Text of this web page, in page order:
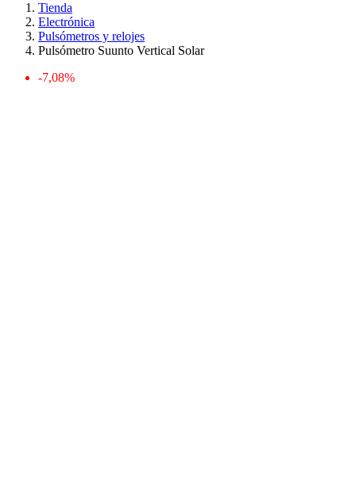
Tienda
Electrónica
Pulsómetros y relojes
Pulsómetro Suunto Vertical Solar
-7,08%